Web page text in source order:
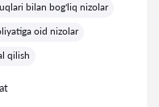
bilan bog'liq nizolar
oid nizolar
qilish